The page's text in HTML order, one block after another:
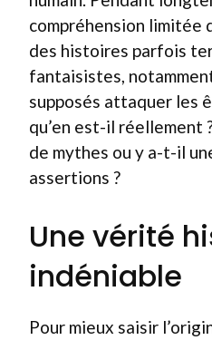
compréhension limitée
des histoires parfois
fantaisistes,
supposés attaquer les
qu’en est-il réellement
de mythes ou y a-t-il
assertions ?
Une vérité
indéniable
Pour mieux saisir